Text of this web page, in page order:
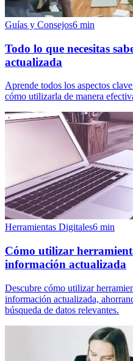
Guías y Consejos6 min
Todo lo que necesitas
actualizada
Aprende todos los aspectos
cómo utilizarla de manera
Herramientas Digitales6 min
Cómo utilizar
información actualizada
Descubre cómo utilizar
información actualizada,
búsqueda de datos relevantes.